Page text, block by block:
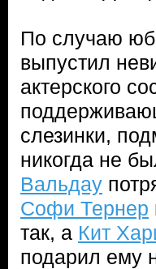
По случаю
выпустил
актерского
слезинки,
никогда не
Вальдау
Софи Тернер
так, а Кит
подарил ему